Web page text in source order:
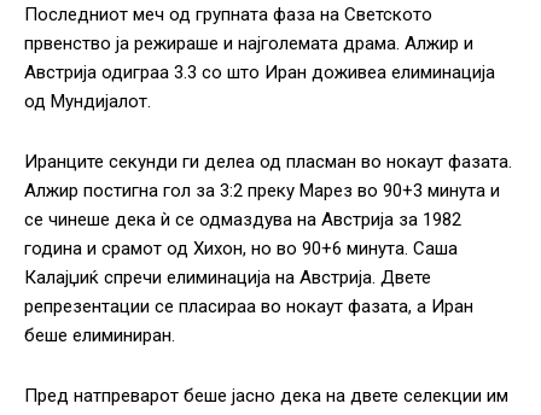
Последниот меч од групната фаза на Светското
првенство ја режираше и најголемата драма. Алжир и
Австрија одиграа 3.3 со што Иран доживеа елиминација
од Мундијалот.
Иранците секунди ги делеа од пласман во нокаут фазата.
Алжир постигна гол за 3:2 преку Марез во 90+3 минута и
се чинеше дека ѝ се одмаздува на Австрија за 1982
година и срамот од Хихон, но во 90+6 минута. Саша
Калајџиќ спречи елиминација на Австрија. Двете
репрезентации се пласираа во нокаут фазата, а Иран
беше елиминиран.
Пред натпреварот беше јасно дека на двете селекции им